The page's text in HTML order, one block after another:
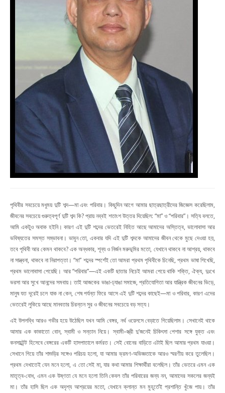
পৃথিবীর সবচেয়ে মধুময় দুটি শব্দ—মা এবং পরিবার। কিছুদিন আগে আমার ছাত্রছাত্রীদের জিজ্ঞেস করেছিলাম,
জীবনের সবচেয়ে গুরুত্বপূর্ণ দুটি শব্দ কি? প্রায় নব্বই শতাংশ উত্তর দিয়েছিল: “মা” ও “পরিবার”। সত্যি বলতে,
আমি একটুও অবাক হইনি। কারণ এই দুটি শব্দের ভেতরেই নিহিত আছে আমাদের অস্তিত্ব, ভালোবাসা আর
ভবিষ্যতের সমস্ত সম্ভাবনা। ভাবুন তো, একবার যদি এই দুটি শব্দকে আমাদের জীবন থেকে মুছে দেওয়া হয়,
তবে পৃথিবী আর কেমন থাকবে? এক অন্ধকার, শূন্য ও নির্জন মরুভূমির মতো, যেখানে থাকবে না আশ্রয়, থাকবে
না সান্ত্বনা, থাকবে না নিরাপত্তা। “মা” শব্দের স্পর্শেই তো আমরা প্রথম পৃথিবীকে চিনেছি, প্রথম ভাষা শিখেছি,
প্রথম ভালোবাসা পেয়েছি। আর “পরিবার”—এই একটি ছাতার নিচেই আমরা পেয়ে থাকি শক্তি, ঐক্য, দুঃখে
ভরসা আর সুখে আনন্দের সমবায়। তাই আজকের ভাঙা-ঢ্যাঙা সমাজে, প্রতিযোগিতা আর যান্ত্রিক জীবনের ভিড়ে,
মানুষ যত দূরেই চলে যাক না কেন, শেষ পর্যন্ত ফিরে আসে এই দুটি শব্দের কাছেই—মা ও পরিবার, কারণ এদের
ভেতরেই লুকিয়ে আছে মানবতার চিরন্তন সুর ও জীবনের সবচেয়ে বড় সত্য।
এই উপলব্ধি আরও গভীর হয়ে উঠেছিল যখন আমি বেঙ্গর, নর্থ ওয়েলসে বেড়াতে গিয়েছিলাম। সেখানেই থাকে
আমার এক কাকাতো বোন, স্বামী ও সন্তান নিয়ে। স্বামী–স্ত্রী দু’জনেই চিকিৎসা পেশার সঙ্গে যুক্ত এবং
কনসাল্টেন্ট হিসেবে বেঙ্গরের একটি হাসপাতালে কর্মরত। সেই বোনের বাড়িতে এটাই ছিল আমার প্রথম যাওয়া।
সেখানে গিয়ে তাঁর শাশুড়ির সঙ্গেও পরিচয় হলো, যা আমার ভ্রমণ-অভিজ্ঞতাকে আরও স্মরণীয় করে তুলেছিল।
প্রথম দেখাতেই যেন মনে হলো, এ তো সেই মা, যার কথা আমার শিক্ষার্থীরা বলেছিল। তাঁর ভেতরে এমন এক
মাতৃত্ব-বোধ, এমন এক উষ্ণতা যে মনে হলো তিনি কেবল তাঁর পরিবারের জন্য নন, আমাদের সকলের জন্যই
মা। তাঁর হাসি ছিল এক অদৃশ্য আশ্রয়ের মতো, যেখানে ক্লান্ত মন মুহূর্তেই প্রশান্তি খুঁজে পায়। তাঁর